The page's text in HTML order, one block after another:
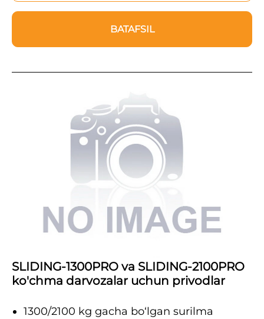
BATAFSIL
SLIDING-1300PRO va SLIDING-2100PRO
ko'chma darvozalar uchun privodlar
1300/2100 kg gacha bo‘lgan surilma